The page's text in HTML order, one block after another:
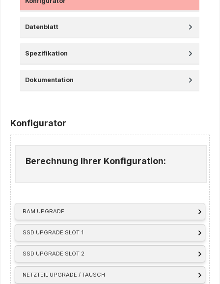
Datenblatt
Spezifikation
Dokumentation
Konfigurator
RAM UPGRADE
SSD UPGRADE SLOT 1
SSD UPGRADE SLOT 2
NETZTEIL UPGRADE / TAUSCH
Berechnung Ihrer Konfiguration: